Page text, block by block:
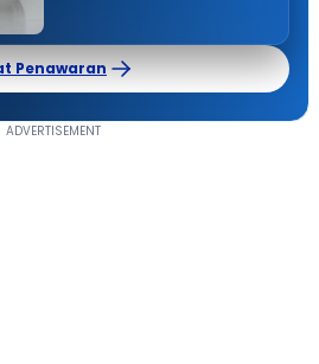
Penawaran